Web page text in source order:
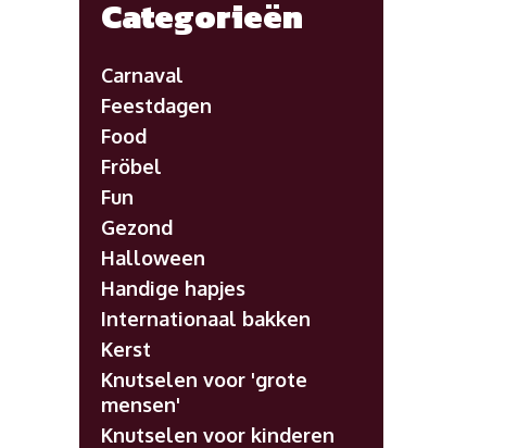
Categorieën
Carnaval
Feestdagen
Food
Fröbel
Fun
Gezond
Halloween
Handige hapjes
Internationaal bakken
Kerst
Knutselen voor 'grote
mensen'
Knutselen voor kinderen